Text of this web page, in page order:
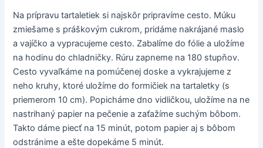
Na prípravu tartaletiek si najskôr pripravíme cesto. Múku
zmiešame s práškovým cukrom, pridáme nakrájané maslo
a vajíčko a vypracujeme cesto. Zabalíme do fólie a uložíme
na hodinu do chladničky. Rúru zapneme na 180 stupňov.
Cesto vyvaľkáme na pomúčenej doske a vykrajujeme z
neho kruhy, ktoré uložíme do formičiek na tartaletky (s
priemerom 10 cm). Popicháme dno vidličkou, uložíme na ne
nastrihaný papier na pečenie a zaťažíme suchým bôbom.
Takto dáme piecť na 15 minút, potom papier aj s bôbom
odstránime a ešte dopekáme 5 minút.